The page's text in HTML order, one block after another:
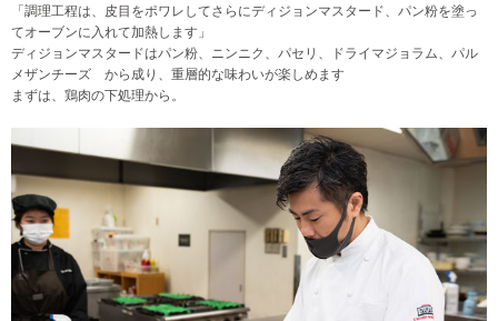
「調理工程は、皮目をポワレしてさらにディジョンマスタード、パン粉を塗っ
てオーブンに入れて加熱します」
ディジョンマスタードはパン粉、ニンニク、パセリ、ドライマジョラム、パル
メザンチーズ から成り、重層的な味わいが楽しめます
まずは、鶏肉の下処理から。